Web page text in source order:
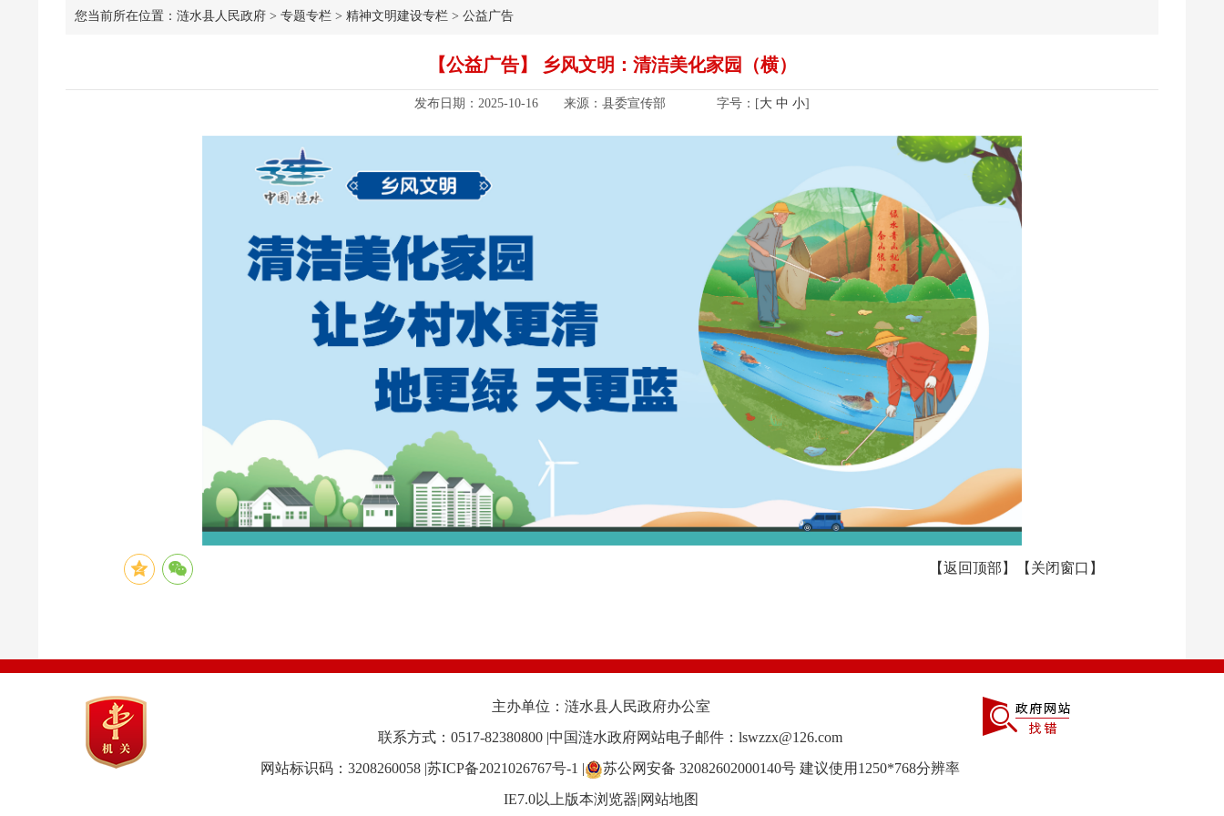
您当前所在位置： 涟水县人民政府 > 专题专栏 > 精神文明建设专栏 > 公益广告
【公益广告】 乡风文明：清洁美化家园（横）
发布日期：2025-10-16 来源：县委宣传部 字号：[大 中 小]
【返回顶部 】【 关闭窗口 】
主办单位：涟水县人民政府办公室
联系方式：0517-82380800 |中国涟水政府网站电子邮件：lswzzx@126.com
网站标识码：3208260058 |苏ICP备2021026767号-1 | 苏公网安备 32082602000140号 建议使用1250*768分辨率
IE7.0以上版本浏览器|网站地图